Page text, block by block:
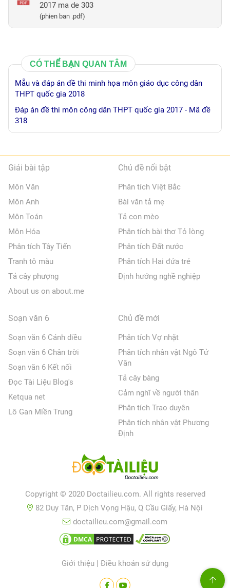
2017 ma de 303
(phien ban .pdf)
CÓ THỂ BẠN QUAN TÂM
Mẫu và đáp án đề thi minh họa môn giáo dục công dân
THPT quốc gia 2018
Đáp án đề thi môn công dân THPT quốc gia 2017 - Mã đề
318
Giải bài tập
Môn Văn
Môn Anh
Môn Toán
Môn Hóa
Phân tích Tây Tiến
Tranh tô màu
Tả cây phượng
About us on about.me
Chủ đề nổi bật
Phân tích Việt Bắc
Bài văn tả mẹ
Tả con mèo
Phân tích bài thơ Tỏ lòng
Phân tích Đất nước
Phân tích Hai đứa trẻ
Định hướng nghề nghiệp
Soạn văn 6
Soạn văn 6 Cánh diều
Soạn văn 6 Chân trời
Soạn văn 6 Kết nối
Đọc Tài Liệu Blog's
Ketqua net
Lô Gan Miền Trung
Chủ đề mới
Phân tích Vợ nhặt
Phân tích nhân vật Ngô Tử
Văn
Tả cây bàng
Cảm nghĩ về người thân
Phân tích Trao duyên
Phân tích nhân vật Phương
Định
Copyright © 2020 Doctailieu.com. All rights reserved
82 Duy Tân, P Dịch Vọng Hậu, Q Cầu Giấy, Hà Nội
doctailieu.com@gmail.com
Giới thiệu | Điều khoản sử dụng